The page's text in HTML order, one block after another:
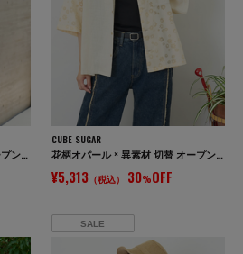
花柄オパール × 異素材 切替 オープンカラー シャツ
CUBE SUGAR
花柄オパール × 異素材 切替 オープンカラー シャツ
¥5,313（税込） 30%OFF
SALE